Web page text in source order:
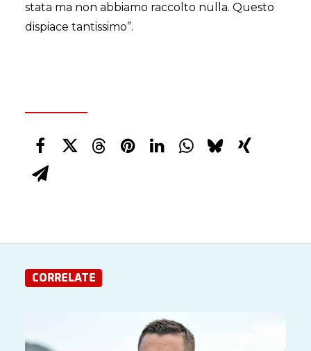
stata ma non abbiamo raccolto nulla. Questo
dispiace tantissimo”.
CORRELATE